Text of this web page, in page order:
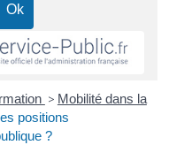
> Mobilité dans la
positions
?